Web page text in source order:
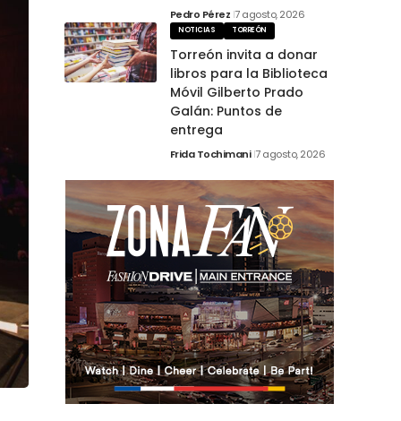
Pedro Pérez 7 agosto, 2026
NOTICIAS TORREÓN
Torreón invita a donar
libros para la Biblioteca
Móvil Gilberto Prado
Galán: Puntos de
entrega
Frida Tochimani 7 agosto, 2026